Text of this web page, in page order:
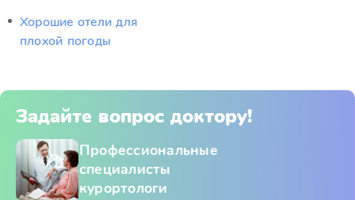
Хорошие отели для
плохой погоды
Задайте вопрос доктору!
Профессиональные
специалисты
курортологи